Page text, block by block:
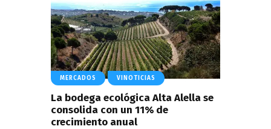
MERCADOS VINOTICIAS
La bodega ecológica Alta Alella se
consolida con un 11% de
crecimiento anual